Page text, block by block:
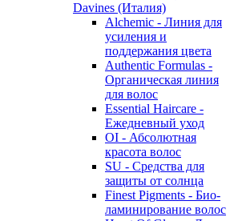
Davines (Италия)
Alchemic - Линия для
усиления и
поддержания цвета
Authentic Formulas -
Органическая линия
для волос
Essential Haircare -
Eжедневный уход
OI - Абсолютная
красота волос
SU - Средства для
защиты от солнца
Finest Pigments - Био-
ламинирование волос